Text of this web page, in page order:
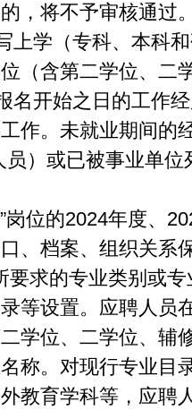
，将不予审核通过
学（专科、本科和
（含第二学位、二
开始之日的工作经
作。未就业期间的
员）或已被事业单
位的2024年度、
、档案、组织关系
求的专业类别或专
等设置。应聘人员
学位、二学位、辅
称。对现行专业目
教育学科等，应聘